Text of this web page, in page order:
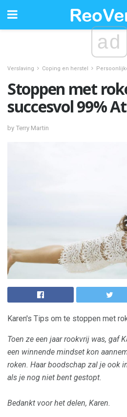
ad
Verslaving Coping en herstel
Stoppen met
succesvol 99%
by Terry Martin
Karen's Tips om te stoppen met
Toen ze een jaar rookvrij was, gaf
een winnende mindset kon
roken. Haar boodschap zal je ook
als je nog niet bent gestopt.
Bedankt voor het delen, Karen.